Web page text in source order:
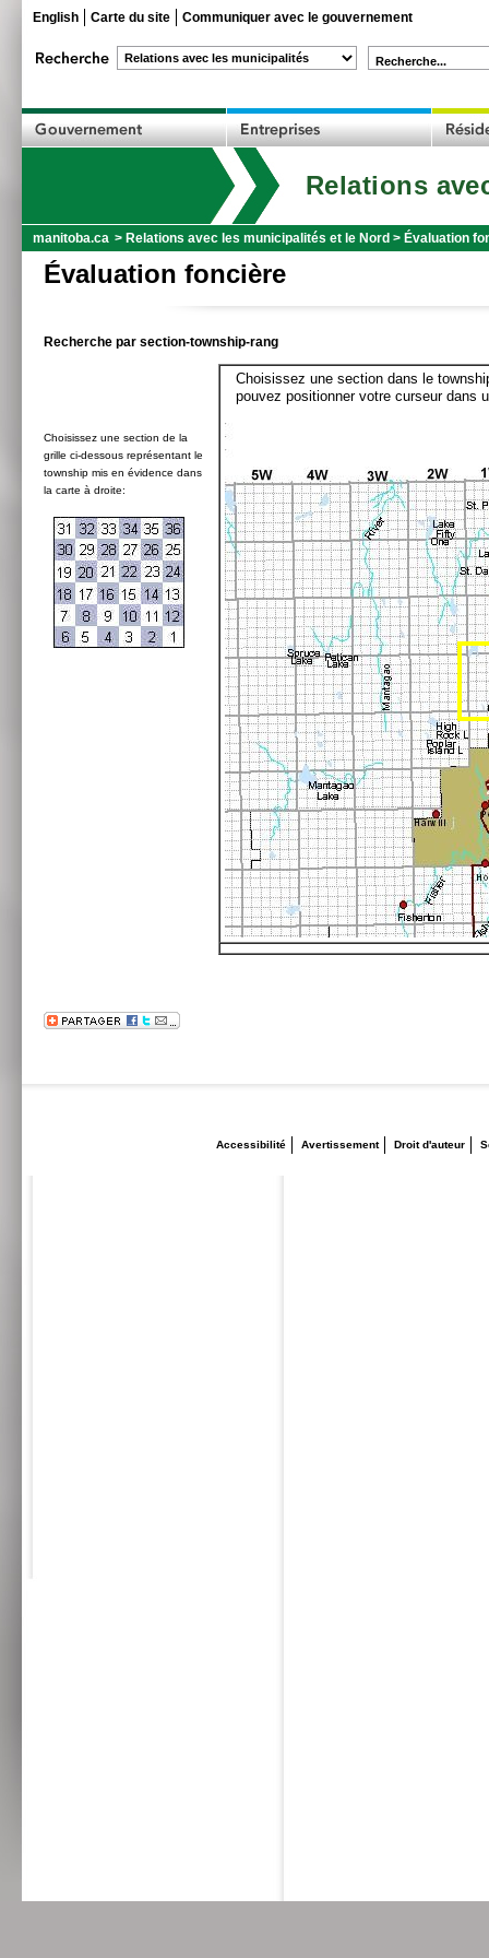
English Carte du site Communiquer avec le gouvernement
Recherche...
Relations
manitoba.ca > Relations avec les municipalités et le Nord > Évaluation
Évaluation foncière
Recherche par section-township-rang
Choisissez une section de la
grille ci-dessous représentant le
township mis en évidence dans
la carte à droite:
Choisissez une section dans le
pouvez positionner votre curseur dans
Accessibilité Avertissement Droit d'auteur